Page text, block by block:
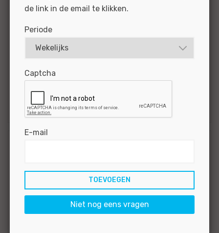
Autotechnicus of Eerste Autotechnicus. Naar
Hier verkopen, onderhouden en...
BEKIJKEN SOLLICITEER
Gepubliceerd:20-01-2025 Referentie
#MO|60897
Automonteur -
Landelijk
Ga je zelfstandig onderhoud uitvoeren aan
de link in de email te klikken.
Periode
Captcha
E-mail
Niet nog eens vragen